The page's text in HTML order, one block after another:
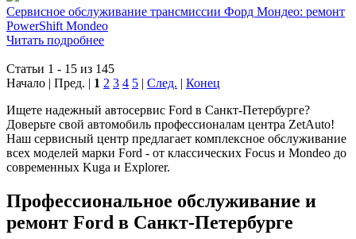
Сервисное обслуживание трансмиссии Форд Мондео: ремонт
PowerShift Mondeo
Читать подробнее
Статьи 1 - 15 из 145
Начало | Пред. | 1 2 3 4 5 | След. | Конец
Ищете надежный автосервис Ford в Санкт-Петербурге?
Доверьте свой автомобиль профессионалам центра ZetAuto!
Наш сервисный центр предлагает комплексное обслуживание
всех моделей марки Ford - от классических Focus и Mondeo до
современных Kuga и Explorer.
Профессиональное обслуживание и
ремонт Ford в Санкт-Петербурге